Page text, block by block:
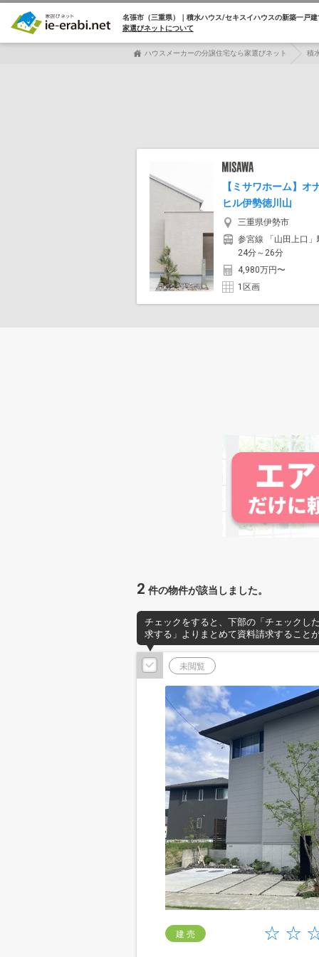
名張市（三重県）｜積水ハウス/セキスイハウスの新築一戸
家選びネットについて
ハウスメーカーの分譲住宅なら家選びネット 積
【ミサワホーム】オ
ヒル伊勢徳川山
三重県伊勢市
参宮線 「山田上口
24分～26分
4,980万円〜
1区画
2 件の物件が該当しました。
チェックをすると、下部の「チェックし
求する」よりまとめて資料請求すること
未閲覧
建 売